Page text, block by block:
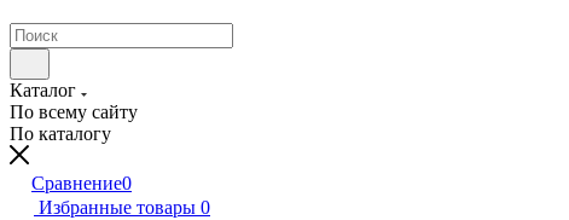
Каталог
По всему сайту
По каталогу
Сравнение0
Избранные товары 0